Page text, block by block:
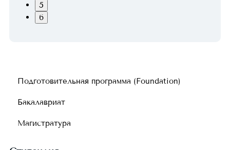
5
6
Подготовительная программа (Foundation)
Бакалавриат
Магистратура